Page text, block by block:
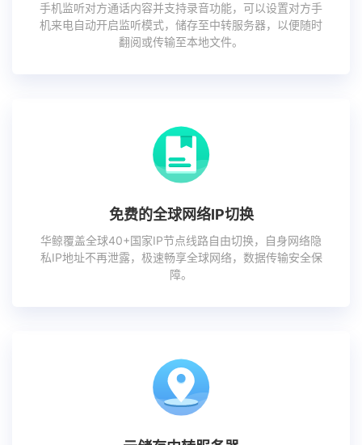
手机监听对方通话内容并支持录音功能，可以设置对方手
机来电自动开启监听模式，储存至中转服务器，以便随时
翻阅或传输至本地文件。
免费的全球网络IP切换
华鲸覆盖全球40+国家IP节点线路自由切换，自身网络隐
私IP地址不再泄露，极速畅享全球网络，数据传输安全保
障。